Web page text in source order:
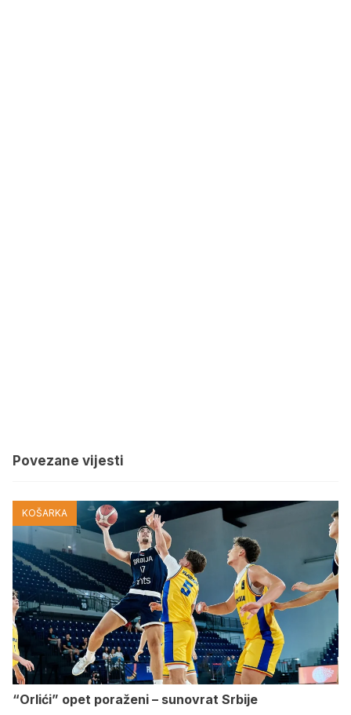
Povezane vijesti
KOŠARKA
“Orlići” opet poraženi – sunovrat Srbije